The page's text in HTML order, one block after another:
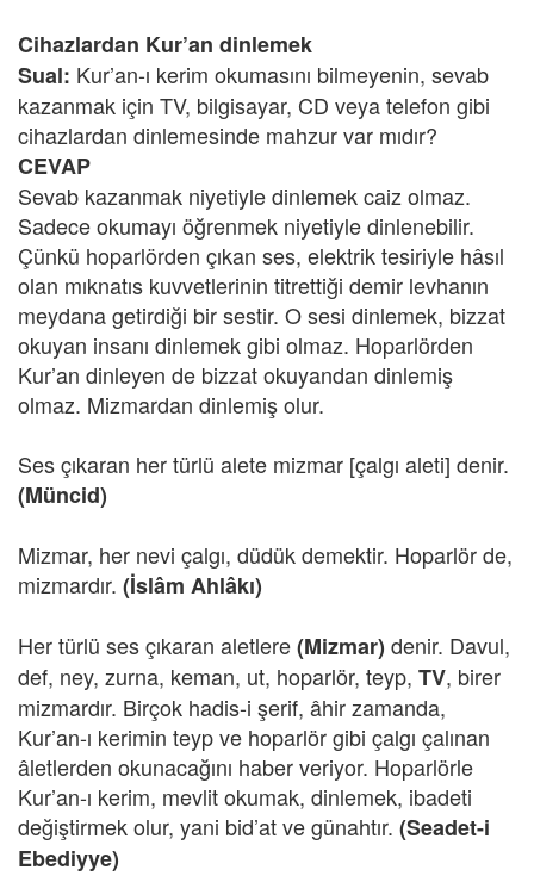
Cihazlardan Kur’an dinlemek
Sual: Kur’an-ı kerim okumasını bilmeyenin, sevab
kazanmak için TV, bilgisayar, CD veya telefon gibi
cihazlardan dinlemesinde mahzur var mıdır?
CEVAP
Sevab kazanmak niyetiyle dinlemek caiz olmaz.
Sadece okumayı öğrenmek niyetiyle dinlenebilir.
Çünkü hoparlörden çıkan ses, elektrik tesiriyle hâsıl
olan mıknatıs kuvvetlerinin titrettiği demir levhanın
meydana getirdiği bir sestir. O sesi dinlemek, bizzat
okuyan insanı dinlemek gibi olmaz. Hoparlörden
Kur’an dinleyen de bizzat okuyandan dinlemiş
olmaz. Mizmardan dinlemiş olur.
Ses çıkaran her türlü alete mizmar [çalgı aleti] denir.
(Müncid)
Mizmar, her nevi çalgı, düdük demektir. Hoparlör de,
mizmardır. (İslâm Ahlâkı)
Her türlü ses çıkaran aletlere(Mizmar) denir. Davul,
def, ney, zurna, keman, ut, hoparlör, teyp, TV, birer
mizmardır. Birçok hadis-i şerif, âhir zamanda,
Kur’an-ı kerimin teyp ve hoparlör gibi çalgı çalınan
âletlerden okunacağını haber veriyor. Hoparlörle
Kur’an-ı kerim, mevlit okumak, dinlemek, ibadeti
değiştirmek olur, yani bid’at ve günahtır. (Seadet-i
Ebediyye)